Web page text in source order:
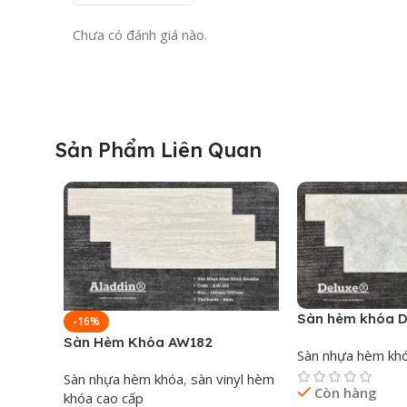
Quy cách đóng gói
Hình thức lắp đặt
Giải Pháp Lát Sàn Đa Năng
Nhờ sở hữu tông màu xám bê tông trung tính, hiện đại
Phòng khách căn hộ cao cấp,
Không gian làm việc: Văn phòng công ty (Office),
Chưa có đánh giá nào.
Sản Phẩm Liên Quan
-16%
Sàn Hèm Khóa AW182
Sàn nhựa hèm khóa, sàn vinyl hèm
khóa cao cấp
Sàn hèm khóa
Sàn nhựa hèm
Còn hàng